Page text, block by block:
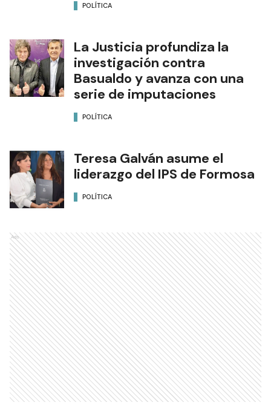
POLÍTICA
La Justicia profundiza la
investigación contra
Basualdo y avanza con una
serie de imputaciones
POLÍTICA
Teresa Galván asume el
liderazgo del IPS de Formosa
POLÍTICA
Ads